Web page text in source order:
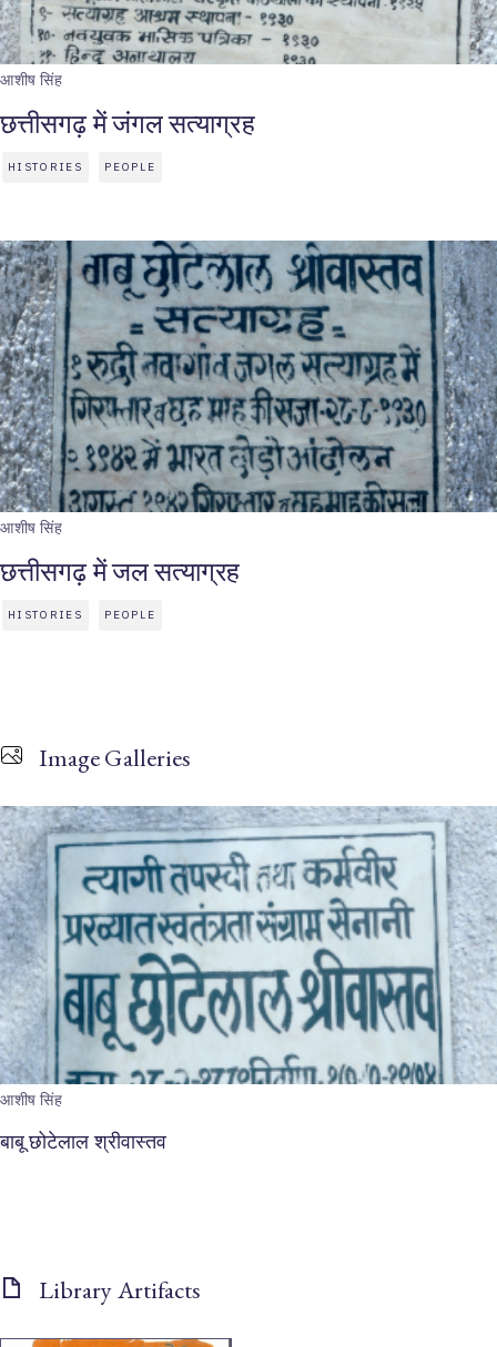
आशीष सिंह
छत्तीसगढ़ में जंगल सत्याग्रह
HISTORIES PEOPLE
आशीष सिंह
छत्तीसगढ़ में जल सत्याग्रह
HISTORIES PEOPLE
Image Galleries
आशीष सिंह
बाबू छोटेलाल श्रीवास्तव
Library Artifacts